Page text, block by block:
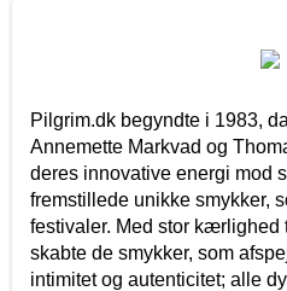
Pilgrim.dk begyndte i 1983,
Annemette Markvad og
deres innovative energi mod
fremstillede unikke smykker,
festivaler. Med stor kærlighed
skabte de smykker, som
intimitet og autenticitet; alle